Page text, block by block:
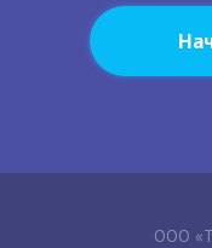
ООО